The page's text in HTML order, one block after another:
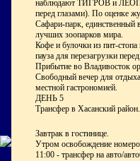
наблюдают ТИГРОВ и
перед глазами). По оценке
Сафари-парк, единственный
лучших зоопарков мира.
Кофе и булочки из пит-стопа
пауза для перезагрузки
Прибытие во Владивосток
Свободный вечер для отдыха
местной гастрономией.
ДЕНЬ 5
Трансфер в Хасанский
Завтрак в гостинице.
Утром освобождение
11:00 - трансфер на авто/